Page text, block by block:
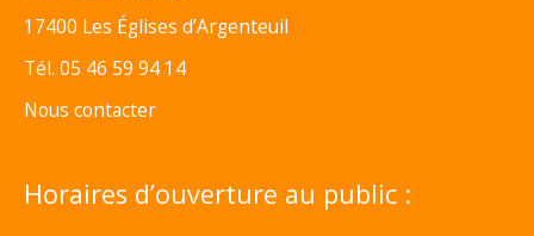
17400 Les Églises d’Argenteuil
Tél. 05 46 59 94 14
Nous contacter
Horaires d’ouverture au public :